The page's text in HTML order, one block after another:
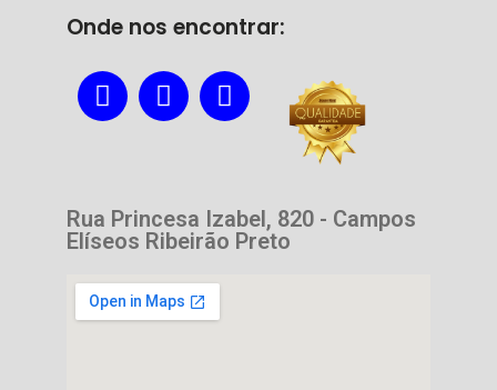
Onde nos encontrar:
Rua Princesa Izabel, 820 - Campos
Elíseos Ribeirão Preto